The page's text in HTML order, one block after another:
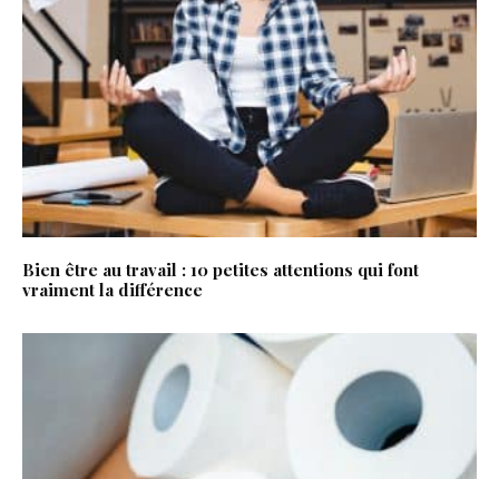
Bien être au travail : 10 petites attentions qui font
vraiment la différence